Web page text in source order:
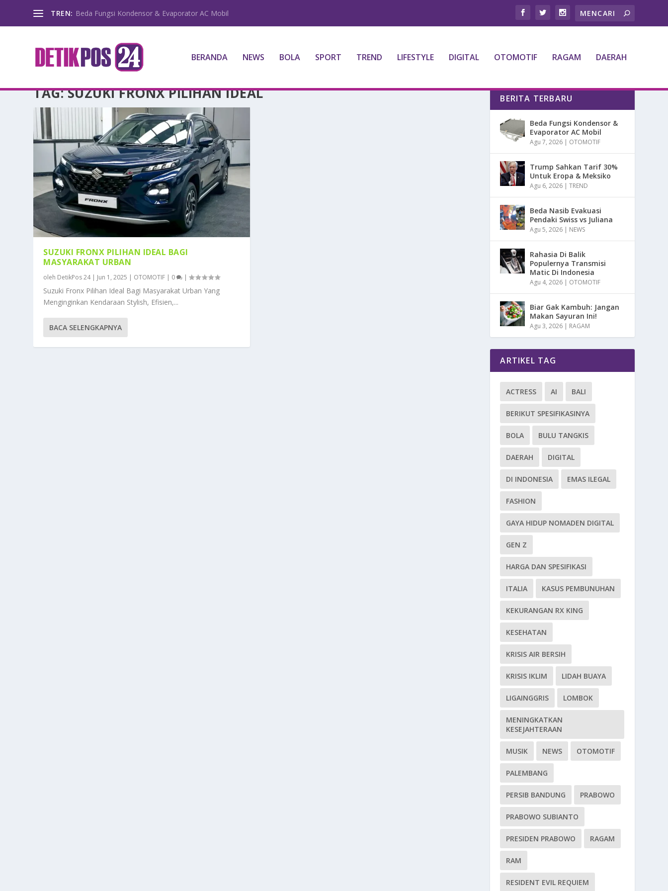
TREN: Beda Fungsi Kondensor & Evaporator AC Mobil
BERANDA NEWS BOLA SPORT TREND LIFESTYLE DIGITAL OTOMOTIF RAGAM DAERAH
TAG:SUZUKI FRONX PILIHAN IDEAL
SUZUKI FRONX PILIHAN IDEAL BAGI
MASYARAKAT URBAN
oleh DetikPos 24| Jun 1, 2025 | OTOMOTIF | 0 |
Suzuki Fronx Pilihan Ideal Bagi Masyarakat Urban Yang
Menginginkan Kendaraan Stylish, Efisien,...
BACA SELENGKAPNYA
BERITA TERBARU
Beda Fungsi Kondensor &
Evaporator AC Mobil
Agu 7, 2026 | OTOMOTIF
Trump Sahkan Tarif 30%
Untuk Eropa & Meksiko
Agu 6, 2026 |TREND
Beda Nasib Evakuasi
Pendaki Swiss vs Juliana
Agu 5, 2026 | NEWS
Rahasia Di Balik
Populernya Transmisi
Matic Di Indonesia
Agu 4, 2026 | OTOMOTIF
Biar Gak Kambuh: Jangan
Makan Sayuran Ini!
Agu 3, 2026 | RAGAM
ARTIKEL TAG
ACTRESS AI BALI
BERIKUT SPESIFIKASINYA
BOLA BULU TANGKIS
DAERAH DIGITAL
DI INDONESIA EMAS ILEGAL
FASHION
GAYA HIDUP NOMADEN DIGITAL
GEN Z
HARGA DAN SPESIFIKASI
ITALIA KASUS PEMBUNUHAN
KEKURANGAN RX KING
KESEHATAN
KRISIS AIR BERSIH
KRISIS IKLIM LIDAH BUAYA
LIGAINGGRIS LOMBOK
MENINGKATKAN
KESEJAHTERAAN
MUSIK NEWS OTOMOTIF
PALEMBANG
PERSIB BANDUNG PRABOWO
PRABOWO SUBIANTO
PRESIDEN PRABOWO RAGAM
RAM
RESIDENT EVIL REQUIEM